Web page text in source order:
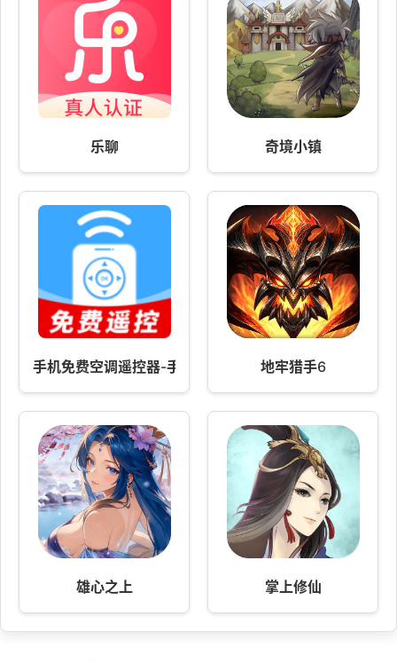
乐聊 奇境小镇
手机免费空调遥控器-手机遥控器 地牢猎手6
雄心之上 掌上修仙